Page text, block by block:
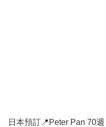
日本預訂📍Peter Pan 70週